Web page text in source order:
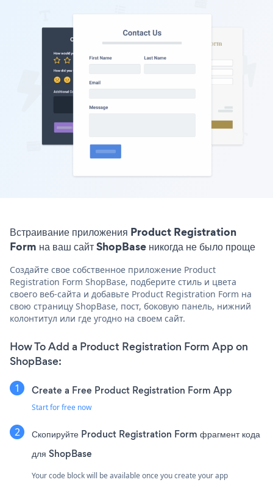
Встраивание приложения Product Registration
Form на ваш сайт ShopBase никогда не было проще
Создайте свое собственное приложение Product
Registration Form ShopBase, подберите стиль и цвета
своего веб-сайта и добавьте Product Registration Form на
свою страницу ShopBase, пост, боковую панель, нижний
колонтитул или где угодно на своем сайт.
How To Add a Product Registration Form App on
ShopBase:
Create a Free Product Registration Form App
Start for free now
Скопируйте Product Registration Form фрагмент кода
для ShopBase
Your code block will be available once you create your app